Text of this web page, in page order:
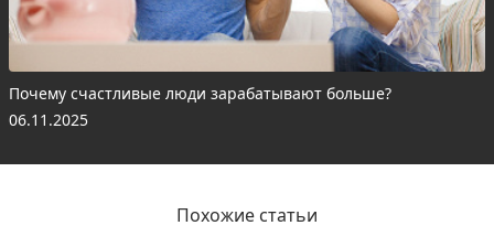
Почему счастливые люди зарабатывают больше?
06.11.2025
Похожие статьи